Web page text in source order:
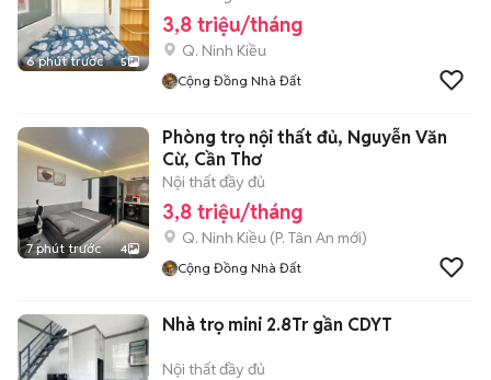
6 phút trước 5
3,8 triệu/tháng
Q. Ninh Kiều
Cộng Đồng Nhà Đất
7 phút trước 4
Phòng trọ nội thất đủ, Nguyễn Văn
Cừ, Cần Thơ
Nội thất đầy đủ
3,8 triệu/tháng
Q. Ninh Kiều (P. Tân An mới)
Cộng Đồng Nhà Đất
Nhà trọ mini 2.8Tr gần CDYT
Nội thất đầy đủ